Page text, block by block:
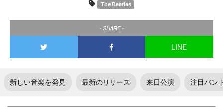
The Beatles
- SHARE -
LINE
新しい音楽を発見 最新のリリース 来日公演 注目バン